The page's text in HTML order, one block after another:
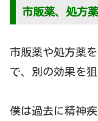
市販薬、処方薬
市販薬や処方薬
で、別の効果を
僕は過去に精神